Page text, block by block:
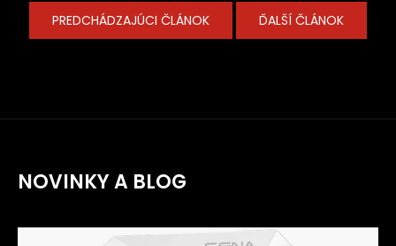
PREDCHÁDZAJÚCI ČLÁNOK ĎALŠÍ ČLÁNOK
NOVINKY A BLOG